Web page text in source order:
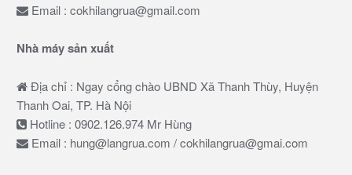
Email : cokhilangrua@gmail.com
Nhà máy sản xuất
Địa chỉ : Ngay cổng chào UBND Xã Thanh Thùy, Huyện
Thanh Oai, TP. Hà Nội
Hotline : 0902.126.974 Mr Hùng
Email : hung@langrua.com / cokhilangrua@gmai.com